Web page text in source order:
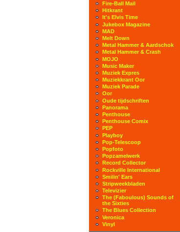
Fire-Ball Mail
Hitkrant
It's Elvis Time
Jukebox Magazine
MAD
Melt Down
Metal Hammer & Aardschok
Metal Hammer & Crash
MOJO
Music Maker
Muziek Expres
Muziekkrant Oor
Muziek Parade
Oor
Oude tijdschriften
Panorama
Penthouse
Penthouse Comix
PEP
Playboy
Pop-Telescoop
Popfoto
Popzamelwerk
Record Collector
Rockville International
Smilin' Ears
Stripweekbladen
Televizier
The (Faboulous) Sounds of
the Sixties
The Blues Collection
Veronica
Vinyl